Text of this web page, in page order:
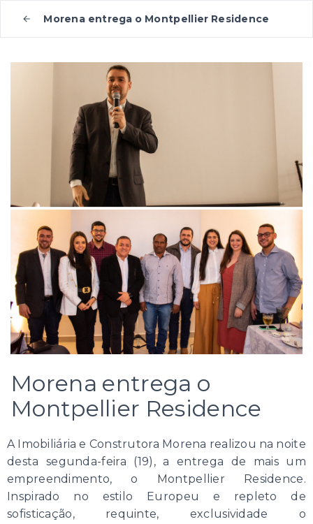
Morena entrega o Montpellier Residence
Morena entrega o
Montpellier Residence
A Imobiliária e Construtora Morena realizou na noite
desta segunda-feira (19), a entrega de mais um
empreendimento, o Montpellier Residence.
Inspirado no estilo Europeu e repleto de
sofisticação, requinte, exclusividade o